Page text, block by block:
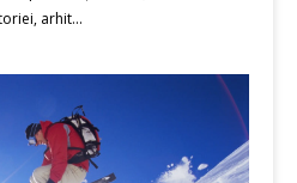
arhit...